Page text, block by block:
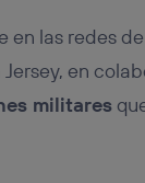
en las redes
en
militares